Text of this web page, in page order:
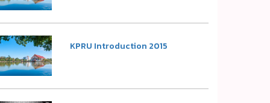
KPRU Introduction 2015